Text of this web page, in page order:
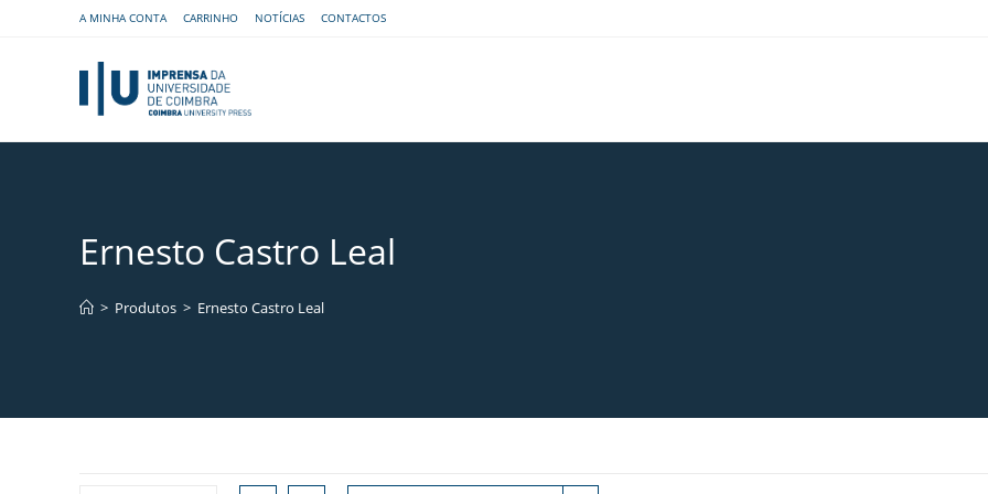
A MINHA CONTA CARRINHO NOTÍCIAS CONTACTOS
Ernesto Castro Leal
> Produtos > Ernesto Castro Leal